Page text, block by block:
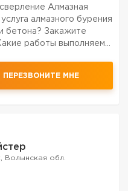
Алмазная
алмазного бурения
бетона? Закажите
работы выполняем?
ПЕРЕЗВОНИТЕ МНЕ
Волынская обл.